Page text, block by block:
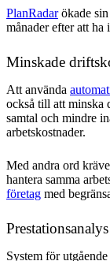
PlanRadarökade sin
månader efter att
Minskade
Att använda
också till att minska
samtal och mindre
arbetskostnader.
Med andra ord
hantera samma
företag med
System för